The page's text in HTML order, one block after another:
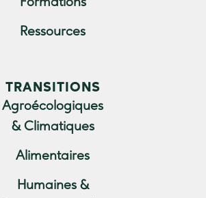
Ressources
TRANSITIONS
Agroécologiques
& Climatiques
Alimentaires
Humaines &